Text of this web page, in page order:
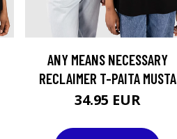
ANY MEANS NECESSARY
RECLAIMER T-PAITA MUSTA
34.95 EUR